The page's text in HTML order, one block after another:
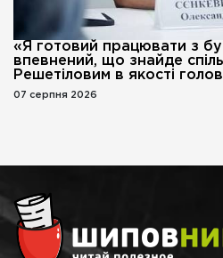
«Я готовий працювати з
впевнений, що знайде
Решетіловим в якості
07 серпня 2026